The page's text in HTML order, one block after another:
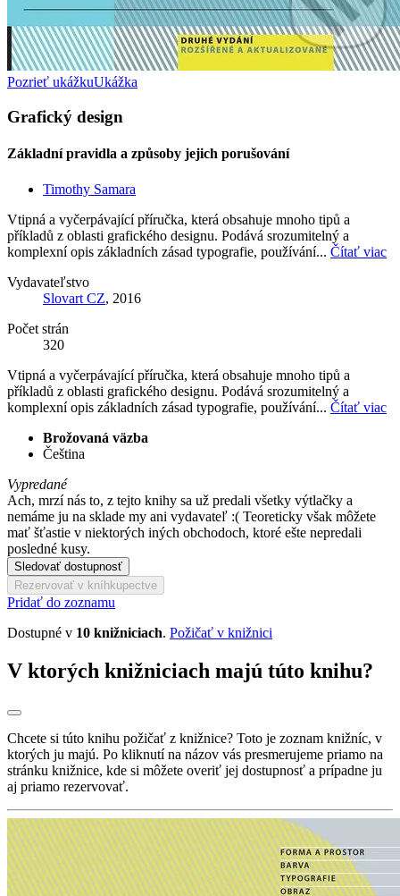
Pozrieť ukážkuUkážka
Grafický design
Základní pravidla a způsoby jejich porušování
Timothy Samara
Vtipná a vyčerpávající příručka, která obsahuje mnoho tipů a
příkladů z oblasti grafického designu. Podává srozumitelný a
komplexní opis základních zásad typografie, používání... Čítať viac
Vydavateľstvo
Slovart CZ, 2016
Počet strán
320
Vtipná a vyčerpávající příručka, která obsahuje mnoho tipů a
příkladů z oblasti grafického designu. Podává srozumitelný a
komplexní opis základních zásad typografie, používání... Čítať viac
Brožovaná väzba
Čeština
Vypredané
Ach, mrzí nás to, z tejto knihy sa už predali všetky výtlačky a
nemáme ju na sklade my ani vydavateľ :( Teoreticky však môžete
mať šťastie v niektorých iných obchodoch, ktoré ešte nepredali
posledné kusy.
Sledovať dostupnosť
Rezervovať v kníhkupectve
Pridať do zoznamu
Dostupné v 10 knižniciach. Požičať v knižnici
V ktorých knižniciach majú túto knihu?
Chcete si túto knihu požičať z knižnice? Toto je zoznam knižníc, v
ktorých ju majú. Po kliknutí na názov vás presmerujeme priamo na
stránku knižnice, kde si môžete overiť jej dostupnosť a prípadne ju
aj priamo rezervovať.